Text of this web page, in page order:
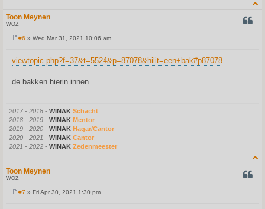
Toon Meynen
WOZ
t
#6 » Wed Mar 31, 2021 10:06 am
viewtopic.php?f=37&t=5524&p=87078&hilit=een+bak#p87078
de bakken hierin innen
2017 - 2018 - WINAK Schacht
2018 - 2019 - WINAK Mentor
2019 - 2020 - WINAK Hagar/Cantor
2020 - 2021 - WINAK Cantor
2021 - 2022 - WINAK Zedenmeester
Toon Meynen
WOZ
#7 » Fri Apr 30, 2021 1:30 pm